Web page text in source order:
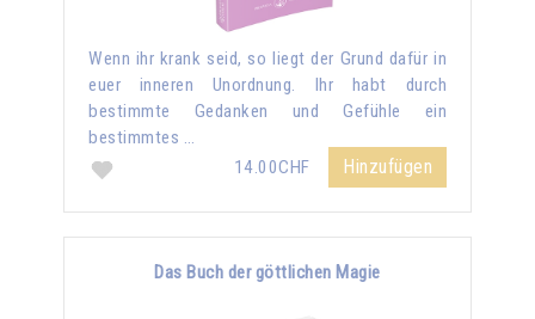
Wenn ihr krank seid, so liegt der Grund dafür in
euer inneren Unordnung. Ihr habt durch
bestimmte Gedanken und Gefühle ein
bestimmtes …
14.00CHF
Hinzufügen
Das Buch der göttlichen Magie